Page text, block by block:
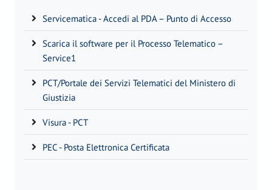
Servicematica - Accedi al PDA – Punto di Accesso
Scarica il software per il Processo Telematico –
Service1
PCT/Portale dei Servizi Telematici del Ministero di
Giustizia
Visura - PCT
PEC - Posta Elettronica Certificata